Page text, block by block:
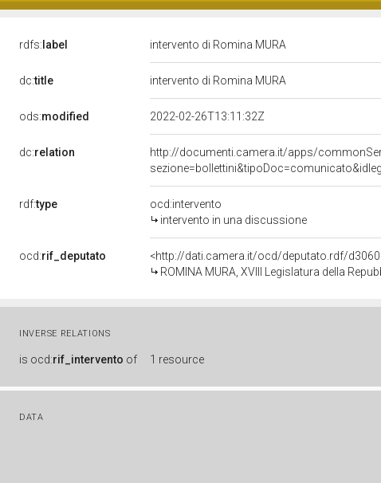
rdfs: label intervento di Romina MURA
dc:title intervento di Romina MURA
ods:modified 2022-02-26T13:11:32Z
dc:relation
http://documenti.camera.it/apps/
rdf:type
ocd:intervento
intervento in una discussione
ocd:rif_deputato
<http://dati.camera.it/ocd/deputato.rdf/
ROMINA MURA, XVIII Legislatura della
INVERSE RELATIONS
is ocd:rif_intervento of 1 resource
DATA